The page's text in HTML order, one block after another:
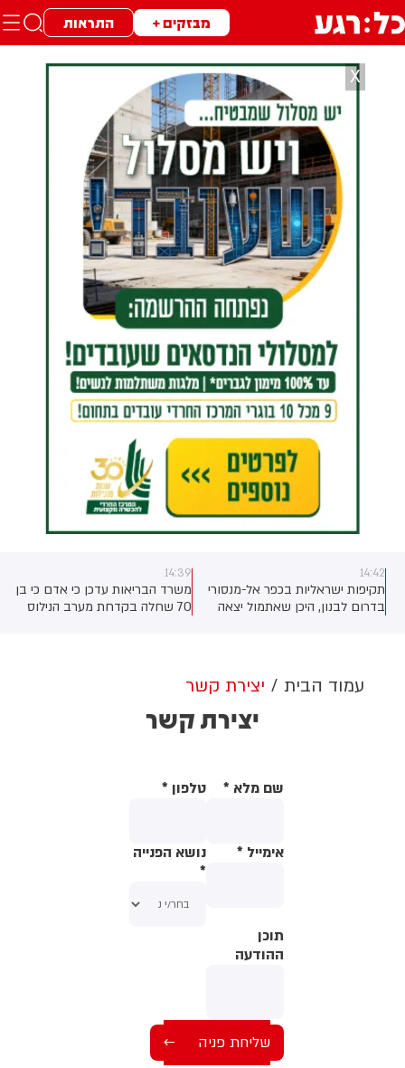
מבזקים + התראות
X
14:42
תקיפות ישראליות בכפר אל-מנסורי
בדרום לבנון, היכן שאתמול יצאה
14:39
משרד הבריאות עדכן כי אדם כי בן
70 שחלה בקדחת מערב הנילוס
לכידת יתושות נגועות בנגיף קדחת
מערב הנילוס בתל אביב, טייבה,
עמוד הבית יצירת קשר
יצירת קשר
שם מלא * טלפון *
אימייל *
נושא הפנייה
*
תוכן
ההודעה